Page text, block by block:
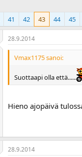
41 42 43 44 45
28.9.2014
Vmax1175 sanoi:
Suottaapi olla että......
Hieno ajopäivä
28.9.2014